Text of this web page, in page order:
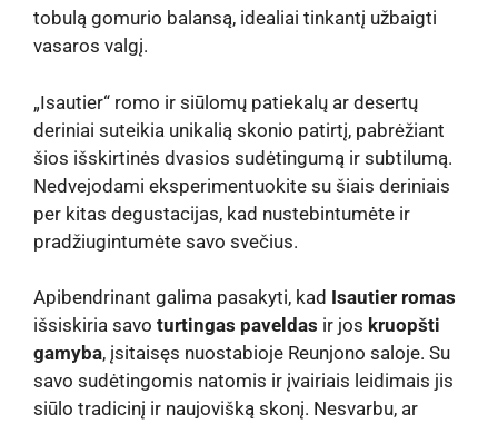
tobulą gomurio balansą, idealiai tinkantį užbaigti
vasaros valgį.
„Isautier“ romo ir siūlomų patiekalų ar desertų
deriniai suteikia unikalią skonio patirtį, pabrėžiant
šios išskirtinės dvasios sudėtingumą ir subtilumą.
Nedvejodami eksperimentuokite su šiais deriniais
per kitas degustacijas, kad nustebintumėte ir
pradžiugintumėte savo svečius.
Apibendrinant galima pasakyti, kad Isautier romas
išsiskiria savo turtingas paveldas ir jos kruopšti
gamyba, įsitaisęs nuostabioje Reunjono saloje. Su
savo sudėtingomis natomis ir įvairiais leidimais jis
siūlo tradicinį ir naujovišką skonį. Nesvarbu, ar